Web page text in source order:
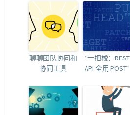
聊聊团队协同和
协同工具
“一把梭：REST
API 全用 POST”